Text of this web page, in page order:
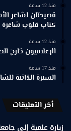
منذ 12 ساعة
قصيدتان لشاعر
كتاب قلوب شاعرة
منذ 12 ساعة
الإعلاميون خارج
منذ 17 ساعة
السيرة الذاتية
أخر التعليقات